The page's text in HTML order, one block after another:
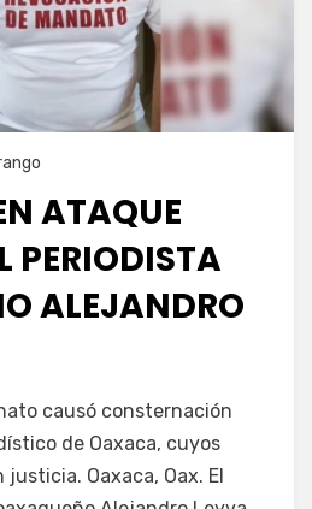
ATAQUE
PERIODISTA
ALEJANDRO
causó consternación
de Oaxaca, cuyos
Oaxaca, Oax. El